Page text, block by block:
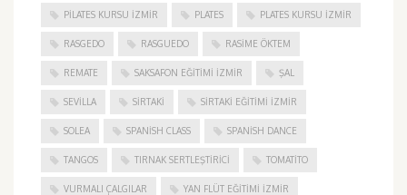
PILATES KURSU İZMIR PLATES PLATES KURSU İZMIR
RASGEDO RASGUEDO RASIME ÖKTEM
REMATE SAKSAFON EĞITIMI İZMIR ŞAL
SEVILLA SIRTAKI SIRTAKI EĞITIMI İZMIR
SOLEA SPANISH CLASS SPANISH DANCE
TANGOS TIRNAK SERTLEŞTIRICI TOMATITO
VURMALI ÇALGILAR YAN FLÜT EĞITIMI İZMIR